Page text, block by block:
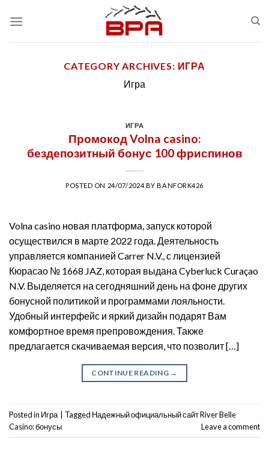
CATEGORY ARCHIVES: ИГРА
Игра
ИГРА
Промокод Volna casino:
бездепозитный бонус 100 фриспинов
POSTED ON 24/07/2024BYBANFORK426
Volna casino новая платформа, запуск которой
осуществился в марте 2022 года. Деятельность
управляется компанией Carrer N.V., с лицензией
Кюрасао № 1668 JAZ, которая выдана Cyberluck Curaçao
N.V. Выделяется на сегодняшний день на фоне других
бонусной политикой и программами лояльности.
Удобный интерфейс и яркий дизайн подарят Вам
комфортное время препровождения. Также
предлагается скачиваемая версия, что позволит […]
CONTINUE READING →
Posted in Игра Tagged Надежный официальный сайт River Belle
Casino: бонусы
Leave a comment